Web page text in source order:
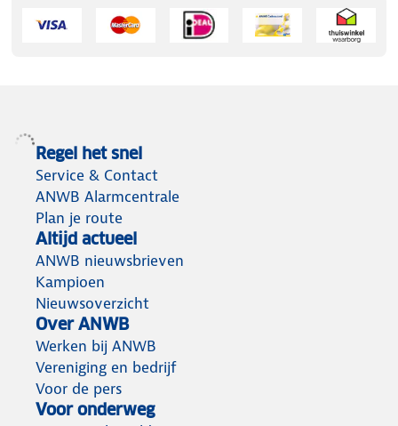
Regel het snel
Service & Contact
ANWB Alarmcentrale
Plan je route
Altijd actueel
ANWB nieuwsbrieven
Kampioen
Nieuwsoverzicht
Over ANWB
Werken bij ANWB
Vereniging en bedrijf
Voor de pers
Voor onderweg